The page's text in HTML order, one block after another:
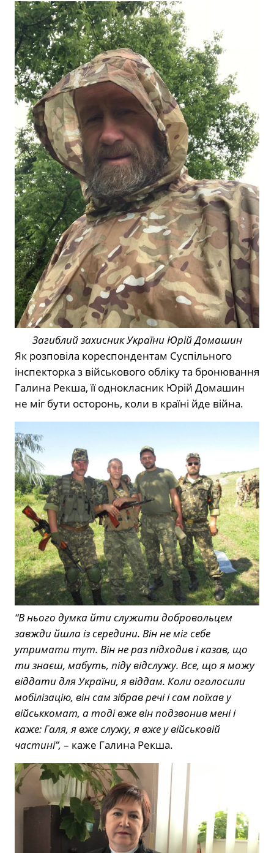
Загиблий захисник України Юрій Домашин
Як розповіла кореспондентам Суспільного
інспекторка з військового обліку та бронювання
Галина Рекша, її однокласник Юрій Домашин
не міг бути осторонь, коли в країні йде війна.
“В нього думка йти служити добровольцем
завжди йшла із середини. Він не міг себе
утримати тут. Він не раз підходив і казав, що
ти знаєш, мабуть, піду відслужу. Все, що я можу
віддати для України, я віддам. Коли оголосили
мобілізацію, він сам зібрав речі і сам поїхав у
військкомат, а тоді вже він подзвонив мені і
каже: Галя, я вже служу, я вже у військовій
частині”, – каже Галина Рекша.